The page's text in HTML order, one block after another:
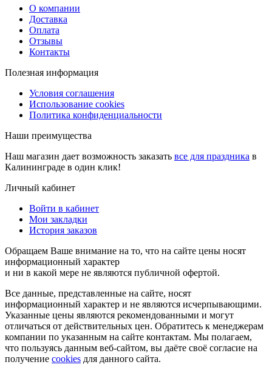
О компании
Доставка
Оплата
Отзывы
Контакты
Полезная информация
Условия соглашения
Использование cookies
Политика конфиденциальности
Наши преимущества
Наш магазин дает возможность заказать все для праздника в
Калининграде в один клик!
Личный кабинет
Войти в кабинет
Мои закладки
История заказов
Обращаем Ваше внимание на то, что на сайте цены носят
информационный характер
и ни в какой мере не являются публичной офертой.
Все данные, представленные на сайте, носят
информационный характер и не являются исчерпывающими.
Указанные цены являются рекомендованными и могут
отличаться от действительных цен. Обратитесь к менеджерам
компании по указанным на сайте контактам. Мы полагаем,
что пользуясь данным веб-сайтом, вы даёте своё согласие на
получение cookies для данного сайта.